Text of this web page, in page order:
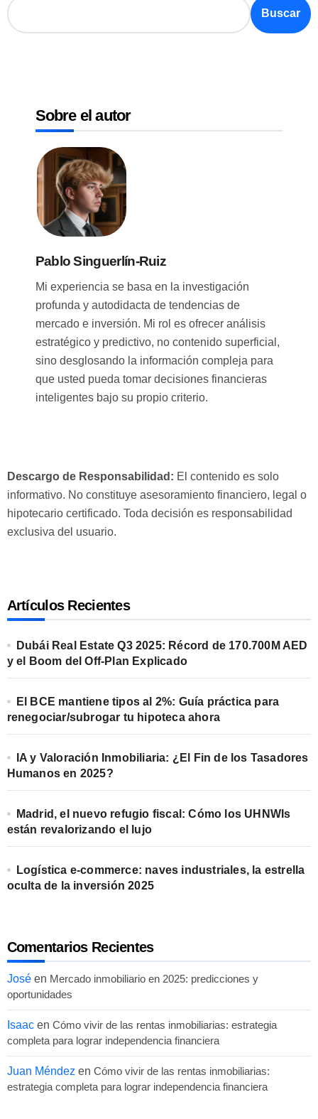
Buscar
Sobre el autor
Pablo Singuerlín-Ruiz
Mi experiencia se basa en la investigación
profunda y autodidacta de tendencias de
mercado e inversión. Mi rol es ofrecer análisis
estratégico y predictivo, no contenido superficial,
sino desglosando la información compleja para
que usted pueda tomar decisiones financieras
inteligentes bajo su propio criterio.
Descargo de Responsabilidad: El contenido es solo
informativo. No constituye asesoramiento financiero, legal o
hipotecario certificado. Toda decisión es responsabilidad
exclusiva del usuario.
Artículos Recientes
Dubái Real Estate Q3 2025: Récord de 170.700M AED
y el Boom del Off-Plan Explicado
El BCE mantiene tipos al 2%: Guía práctica para
renegociar/subrogar tu hipoteca ahora
IA y Valoración Inmobiliaria: ¿El Fin de los Tasadores
Humanos en 2025?
Madrid, el nuevo refugio fiscal: Cómo los UHNWIs
están revalorizando el lujo
Logística e-commerce: naves industriales, la estrella
oculta de la inversión 2025
Comentarios Recientes
Joséen Mercado inmobiliario en 2025: predicciones y
oportunidades
Isaacen Cómo vivir de las rentas inmobiliarias: estrategia
completa para lograr independencia financiera
Juan Méndez en Cómo vivir de las rentas inmobiliarias:
estrategia completa para lograr independencia financiera